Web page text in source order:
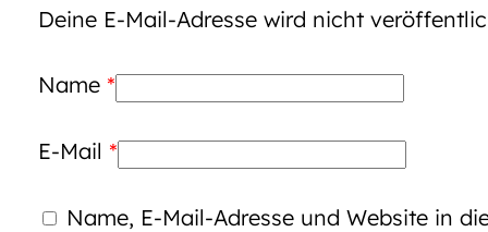
Deine E-Mail-Adresse wird nicht
Name *
E-Mail *
Name, E-Mail-Adresse und Website in